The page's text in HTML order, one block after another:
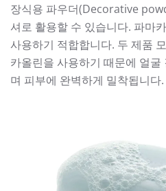
장식용 파우더(Decorative
셔로 활용할 수 있습니다. 파마
사용하기 적합합니다. 두 제품
카올린을 사용하기 때문에 얼
며 피부에 완벽하게 밀착됩니다.